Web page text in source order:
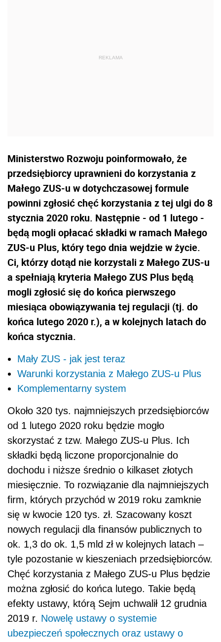
Ministerstwo Rozwoju poinformowało, że
przedsiębiorcy uprawnieni do korzystania z
Małego ZUS-u w dotychczasowej formule
powinni zgłosić chęć korzystania z tej ulgi do 8
stycznia 2020 roku. Następnie - od 1 lutego -
będą mogli opłacać składki w ramach Małego
ZUS-u Plus, który tego dnia wejdzie w życie.
Ci, którzy dotąd nie korzystali z Małego ZUS-u
a spełniają kryteria Małego ZUS Plus będą
mogli zgłosić się do końca pierwszego
miesiąca obowiązywania tej regulacji (tj. do
końca lutego 2020 r.), a w kolejnych latach do
końca stycznia.
Mały ZUS - jak jest teraz
Warunki korzystania z Małego ZUS-u Plus
Komplementarny system
Około 320 tys. najmniejszych przedsiębiorców
od 1 lutego 2020 roku będzie mogło
skorzystać z tzw. Małego ZUS-u Plus. Ich
składki będą liczone proporcjonalnie do
dochodu i niższe średnio o kilkaset złotych
miesięcznie. To rozwiązanie dla najmniejszych
firm, których przychód w 2019 roku zamknie
się w kwocie 120 tys. zł. Szacowany koszt
nowych regulacji dla finansów publicznych to
ok. 1,3 do ok. 1,5 mld zł w kolejnych latach –
tyle pozostanie w kieszeniach przedsiębiorców.
Chęć korzystania z Małego ZUS-u Plus będzie
można zgłosić do końca lutego. Takie będą
efekty ustawy, którą Sejm uchwalił 12 grudnia
2019 r. Nowelę ustawy o systemie
ubezpieczeń społecznych oraz ustawy o